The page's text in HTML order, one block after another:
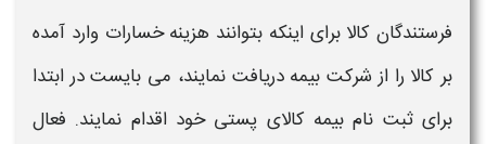
فرستندگان کالابرای اینکه بتوانند هزینه خسارات وارد آمده
بر کالا را از شرکت بیمهدریافت نمایند، می بایست در ابتدا
برایثبت نام بیمه کالای پستی خود اقدام نمایند. فعال